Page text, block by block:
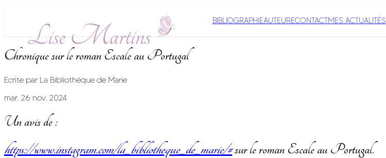
BIBLIOGRAPHIEAUTEURECONTACTMES ACTUALITÉS
Chronique sur le roman Escale au Portugal
Ecrite par La Bibliothèque de Marie
mar. 26 nov. 2024
Un avis de :
https://www.instagram.com/la_bibliotheque_de_marie/#sur le roman Escale au Portugal.